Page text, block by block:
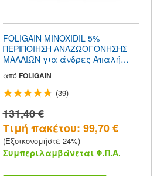
FOLIGAIN MINOXIDIL 5%
ΠΕΡΙΠΟΙΗΣΗ ΑΝΑΖΩΟΓΌΝΗΣΗΣ
ΜΑΛΛΙΏΝ για άνδρες Απαλή
fl oz) 720ml 12 Μήνες Προμήθεια
από FOLIGAIN
(39)
131,40 €
Τιμή πακέτου: 99,70 €
(Εξοικονομήστε 24%)
Συμπεριλαμβάνεται Φ.Π.Α.